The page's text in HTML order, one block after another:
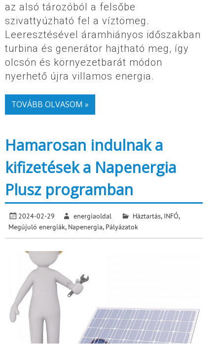
az alsó tározóból a felsőbe
szivattyúzható fel a víztömeg.
Leeresztésével áramhiányos időszakban
turbina és generátor hajtható meg, így
olcsón és környezetbarát módon
nyerhető újra villamos energia.
TOVÁBB OLVASOM »
Hamarosan indulnak a
kifizetések a Napenergia
Plusz programban
2024-02-29 energiaoldal Háztartás, INFÓ,
Megújuló energiák, Napenergia, Pályázatok